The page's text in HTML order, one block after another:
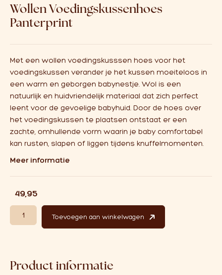
Wollen Voedingskussenhoes
Panterprint
Met een wollen voedingskusssen hoes voor het
voedingskussen verander je het kussen moeiteloos in
een warm en geborgen babynestje. Wol is een
natuurlijk en huidvriendelijk materiaal dat zich perfect
leent voor de gevoelige babyhuid. Door de hoes over
het voedingskussen te plaatsen ontstaat er een
zachte, omhullende vorm waarin je baby comfortabel
kan rusten, slapen of liggen tijdens knuffelmomenten.
Meer informatie
€49,95
Wollen Voedingskussenhoes Panterprint aantal
Toevoegen aan winkelwagen
Product informatie